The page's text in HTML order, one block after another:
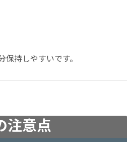
持しやすいです。
注意点